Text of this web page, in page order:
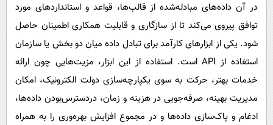
در آن داده‌های مبادله‌شده از قالب‌ها، قواعد و استانداردهای مورد
توافق پیروی می‌کند تا از سازگاری و قابلیت همکاری اطمینان حاصل
‌شود. یکی از ابزارهای کارآمد برای تبادل داده میان دو بخش یا سازمان
استفاده از API است. استفاده از این ابزار، مزیت‌هایی چون ارائه
خدمات بهتر، حرکت به سوی یکپارچه‌سازی دولت الکترونیک، امکان
مدیریت بهینه، صرفه‌جویی در هزینه و زمان، دردسترس‌بودن داده‌ها،
ادغام و پاک‌سازی داده‌ها و در مجموع افزایش بهره‌وری را به همراه